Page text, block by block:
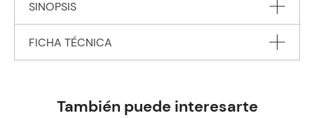
SINOPSIS
Combo Where's Wally (4 libros) Ingles
FICHA TÉCNICA
Editorial WALKER BOOKS
También puede interesarte